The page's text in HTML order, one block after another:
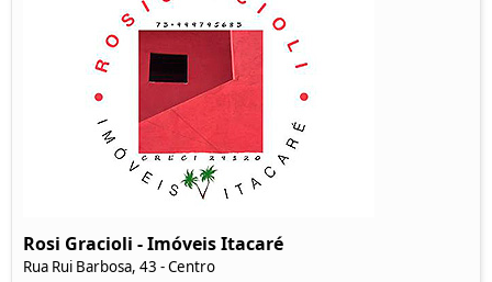
Rosi Gracioli - Imóveis Itacaré
Rua Rui Barbosa, 43 - Centro